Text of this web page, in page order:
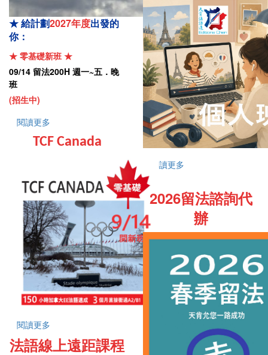
★ 給計劃2027年度出發的
你：
★ 零基礎新班 ★
09/14 留法200H 週一~五．晚
班
(招生中)
閱讀更多
閱讀更多
TCF Canada
閱讀更多
2026留法諮詢代
辦
法語線上遠距課程